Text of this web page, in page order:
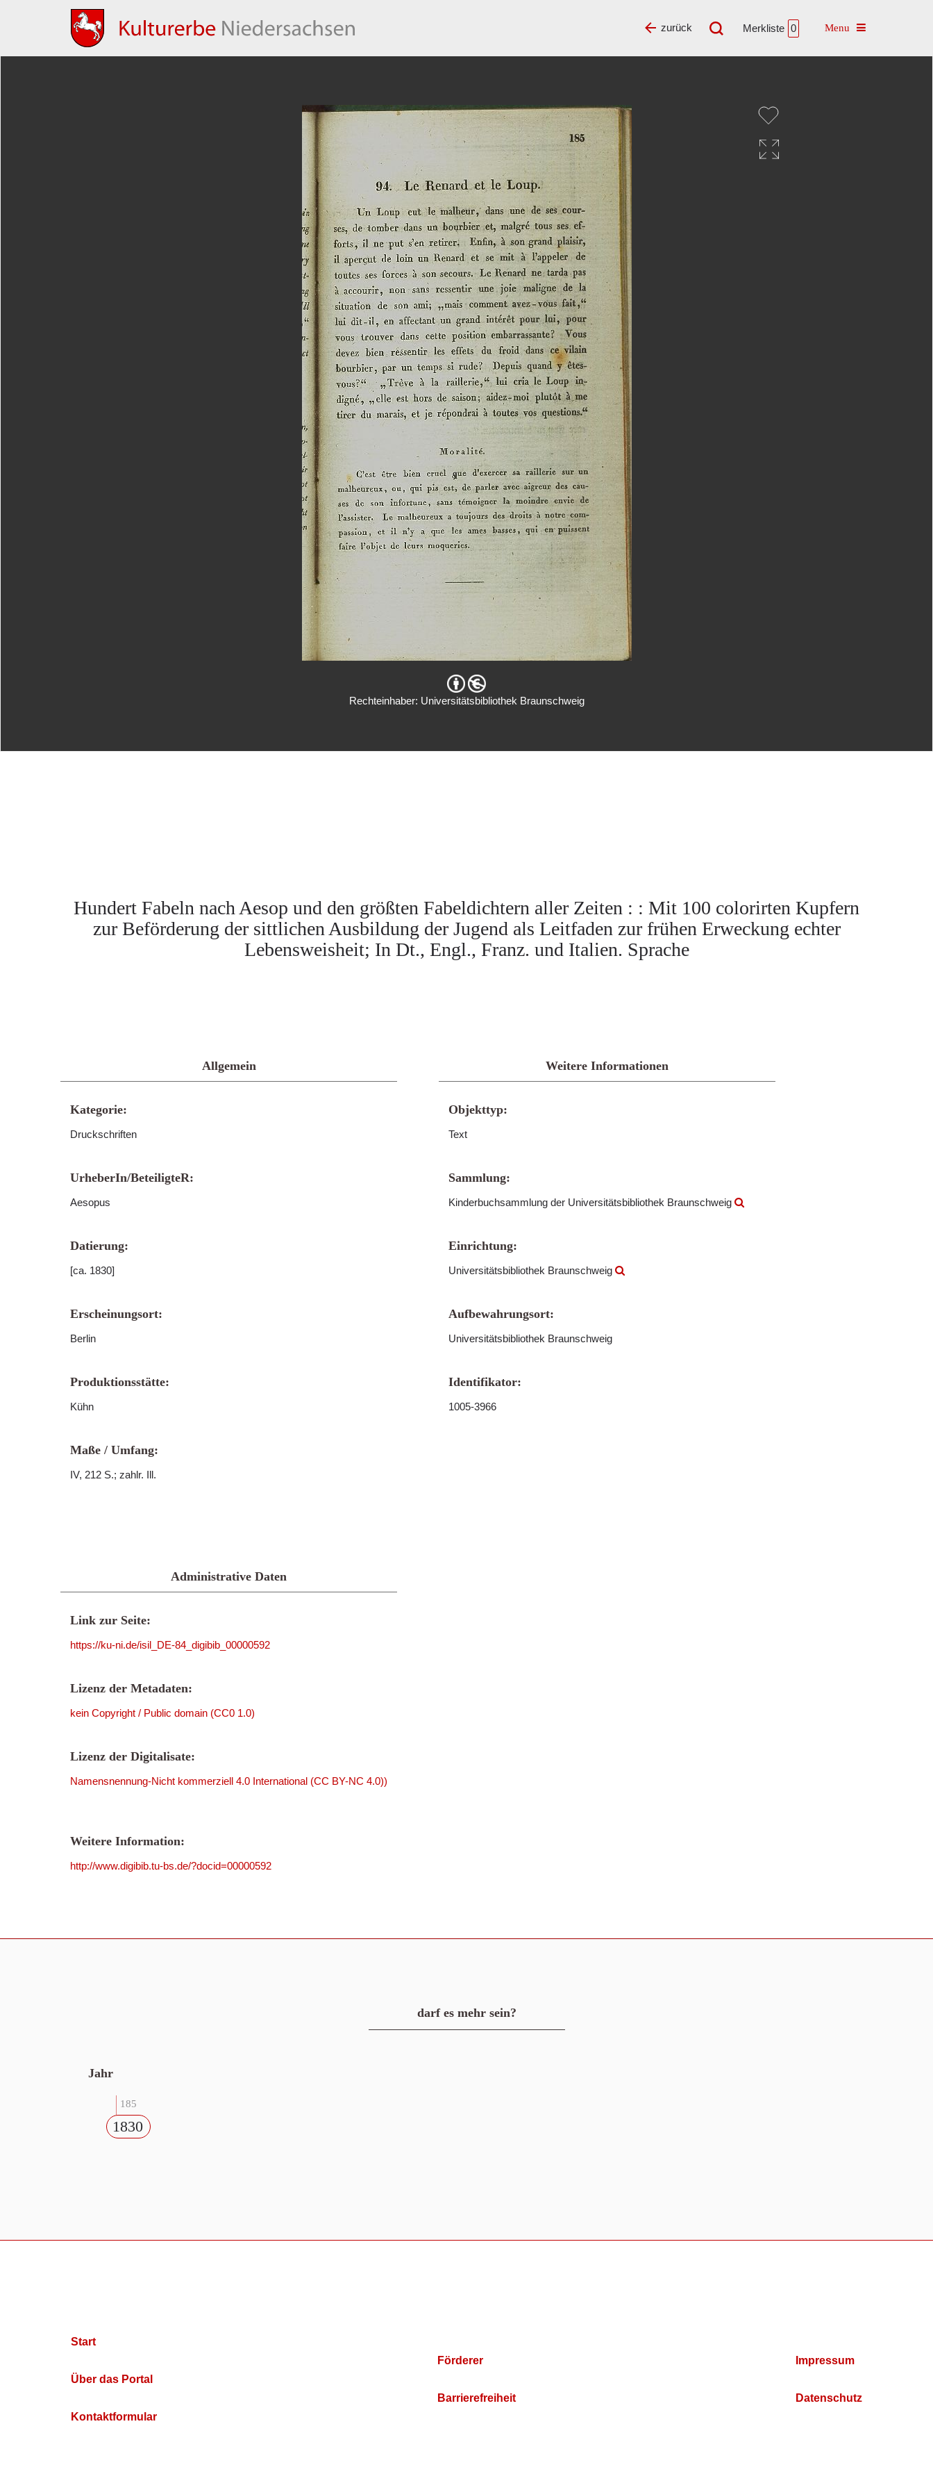
Merkliste 0 Toggle navigation
zurück
Rechteinhaber: Universitätsbibliothek Braunschweig
Hundert Fabeln nach Aesop und den größten Fabeldichtern aller Zeiten : : Mit 100 colorirten Kupfern
zur Beförderung der sittlichen Ausbildung der Jugend als Leitfaden zur frühen Erweckung echter
Lebensweisheit; In Dt., Engl., Franz. und Italien. Sprache
Allgemein
Kategorie:
Druckschriften
UrheberIn/BeteiligteR:
Aesopus
Datierung:
[ca. 1830]
Erscheinungsort:
Berlin
Produktionsstätte:
Kühn
Maße / Umfang:
IV, 212 S.; zahlr. Ill.
Weitere Informationen
Objekttyp:
Text
Sammlung:
Kinderbuchsammlung der Universitätsbibliothek Braunschweig
Einrichtung:
Universitätsbibliothek Braunschweig
Aufbewahrungsort:
Universitätsbibliothek Braunschweig
Identifikator:
1005-3966
Administrative Daten
Link zur Seite:
https://ku-ni.de/isil_DE-84_digibib_00000592
Lizenz der Metadaten:
kein Copyright / Public domain (CC0 1.0)
Lizenz der Digitalisate:
Namensnennung-Nicht kommerziell 4.0 International (CC BY-NC 4.0))
Weitere Information:
http://www.digibib.tu-bs.de/?docid=00000592
darf es mehr sein?
Jahr
185
1830
Start
Über das Portal
Kontaktformular
Förderer
Barrierefreiheit
Impressum
Datenschutz